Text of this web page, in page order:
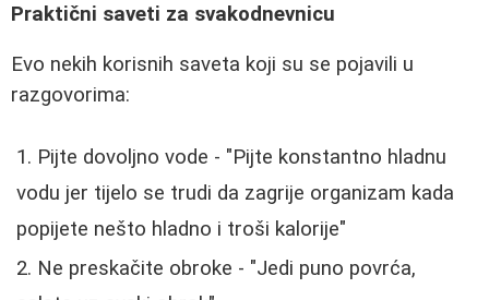
Praktični saveti za svakodnevnicu
Evo nekih korisnih saveta koji su se pojavili u
razgovorima:
Pijte dovoljno vode - "Pijte konstantno hladnu
vodu jer tijelo se trudi da zagrije organizam kada
popijete nešto hladno i troši kalorije"
Ne preskačite obroke - "Jedi puno povrća,